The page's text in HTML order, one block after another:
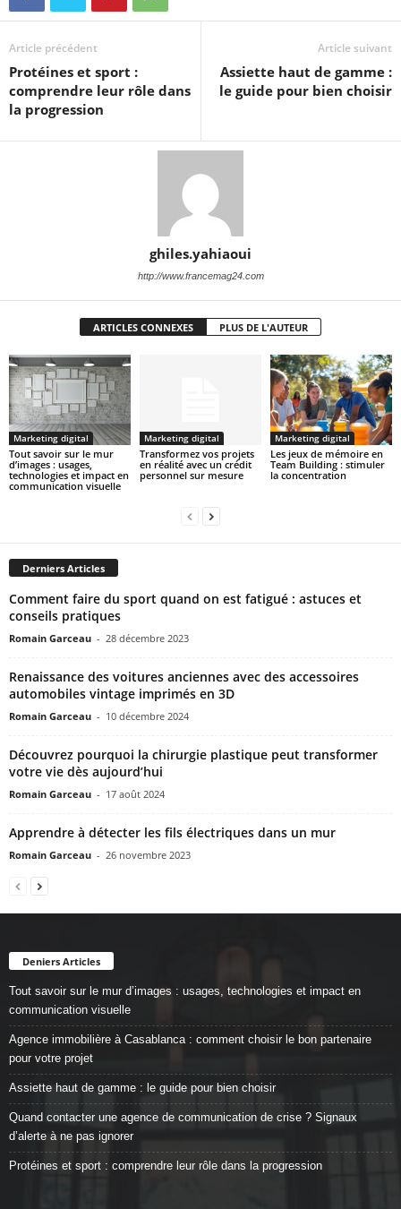
Article précédent
Protéines et sport :
comprendre leur rôle dans
la progression
Article suivant
Assiette haut de gamme :
le guide pour bien choisir
ghiles.yahiaoui
http://www.francemag24.com
ARTICLES CONNEXES PLUS DE L'AUTEUR
Marketing digital
Tout savoir sur le mur
d’images : usages,
technologies et impact en
communication visuelle
Marketing digital
Transformez vos projets
en réalité avec un crédit
personnel sur mesure
Marketing digital
Les jeux de mémoire en
Team Building : stimuler
la concentration
Derniers Articles
Comment faire du sport quand on est fatigué : astuces et
conseils pratiques
Romain Garceau - 28 décembre 2023
Renaissance des voitures anciennes avec des accessoires
automobiles vintage imprimés en 3D
Romain Garceau - 10 décembre 2024
Découvrez pourquoi la chirurgie plastique peut transformer
votre vie dès aujourd’hui
Romain Garceau - 17 août 2024
Apprendre à détecter les fils électriques dans un mur
Romain Garceau - 26 novembre 2023
Deniers Articles
Tout savoir sur le mur d’images : usages, technologies et impact en
communication visuelle
Agence immobilière à Casablanca : comment choisir le bon partenaire
pour votre projet
Assiette haut de gamme : le guide pour bien choisir
Quand contacter une agence de communication de crise ? Signaux
d’alerte à ne pas ignorer
Protéines et sport : comprendre leur rôle dans la progression